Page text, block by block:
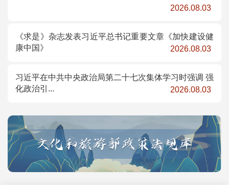
2026.08.03
《求是》杂志发表习近平总书记重要文章《加快建设健
康中国》
2026.08.03
习近平在中共中央政治局第二十七次集体学习时强调 强
化政治引...
2026.08.03